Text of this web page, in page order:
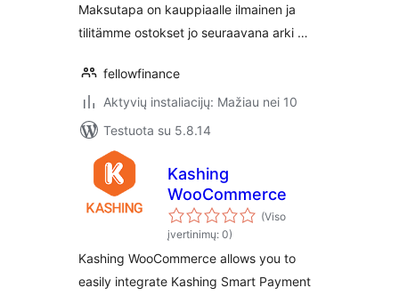
Maksutapa on kauppiaalle ilmainen ja
tilitämme ostokset jo seuraavana arki …
fellowfinance
Aktyvių instaliacijų: Mažiau nei 10
Testuota su 5.8.14
Kashing
WooCommerce
(Viso
įvertinimų: 0)
Kashing WooCommerce allows you to
easily integrate Kashing Smart Payment